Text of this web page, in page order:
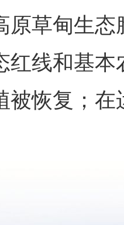
原草甸生
红线和基
被恢复；